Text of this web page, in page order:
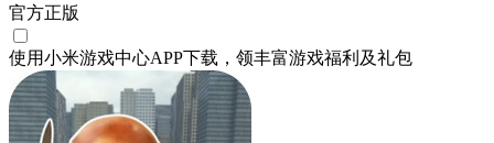
官方正版
使用小米游戏中心APP下载 ，领丰富游戏福利 及礼包